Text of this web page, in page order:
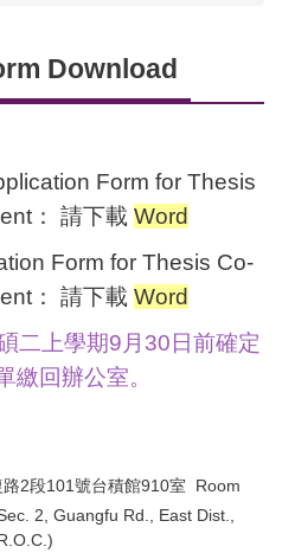
Download
Form for Thesis
： 請下載 Word
Form for Thesis Co-
： 請下載 Word
二上學期9月30日前確定
繳回辦公室。
2段101號台積館910室 Room
2, Guangfu Rd., East Dist.,